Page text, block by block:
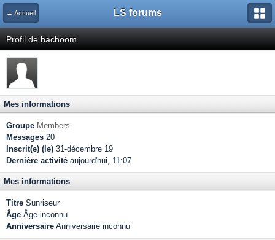
← Accueil LS forums
Profil de hachoom
Mes informations
Groupe Members
Messages 20
Inscrit(e) (le) 31-décembre 19
Dernière activité aujourd'hui, 11:07
Mes informations
Titre Sunriseur
Âge Âge inconnu
Anniversaire Anniversaire inconnu